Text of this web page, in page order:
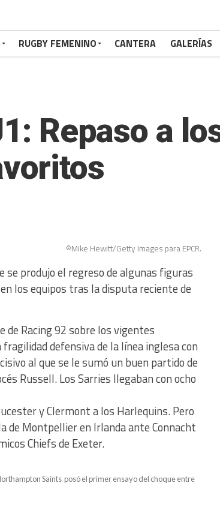
RUGBY FEMENINO CANTERA GALERÍAS
Repaso a
©Mike Hewitt/Getty Images para EPCR.
se produjo el regreso de algunas figuras
los equipos tras la disputa reciente de
de Racing 92 sobre los vigentes
defensiva de la línea inglesa con
al que se le sumó un buen partido de
Russell. Los Sarries llegaban con ocho
y Clermont a los Harlequins. Pero
de Montpellier en Irlanda ante Connacht
Chiefs de Exeter.
Saints posó el primer ensayo del choque entre